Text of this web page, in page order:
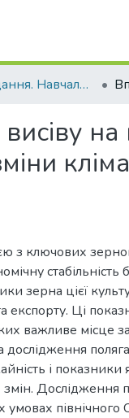
Фахові видання. Навчально-науковий інститут агротехнологій, селекції та екології
на
з ключових
стабільність
зерна цієї
експорту. Ці
важливе місце
дослідження
і показники
змін.
північного